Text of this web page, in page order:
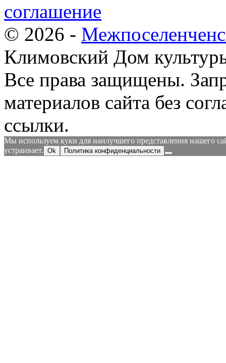
соглашение
© 2026 -
Климовский Дом
Все права защищены.
материалов сайта без
ссылки.
Мы используем куки для наилучшего представления нашего
устраивает. Ok Политика конфиденциальности